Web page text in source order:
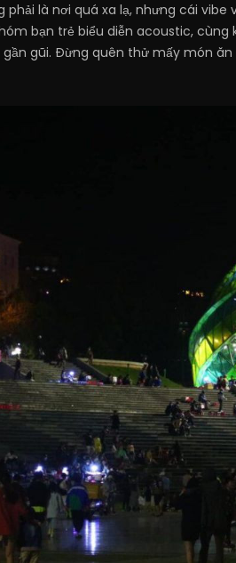
phải là nơi quá xa lạ, nhưng cái
bạn trẻ biểu diễn acoustic,
gũi. Đừng quên thử mấy món